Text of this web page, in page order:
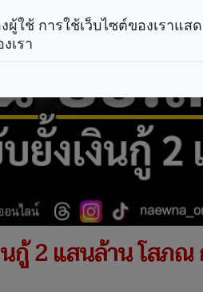
กู้ 2 แสนล้าน โสภ
ใช้ การใช้เว็บไซต์ของเราแส
เรา